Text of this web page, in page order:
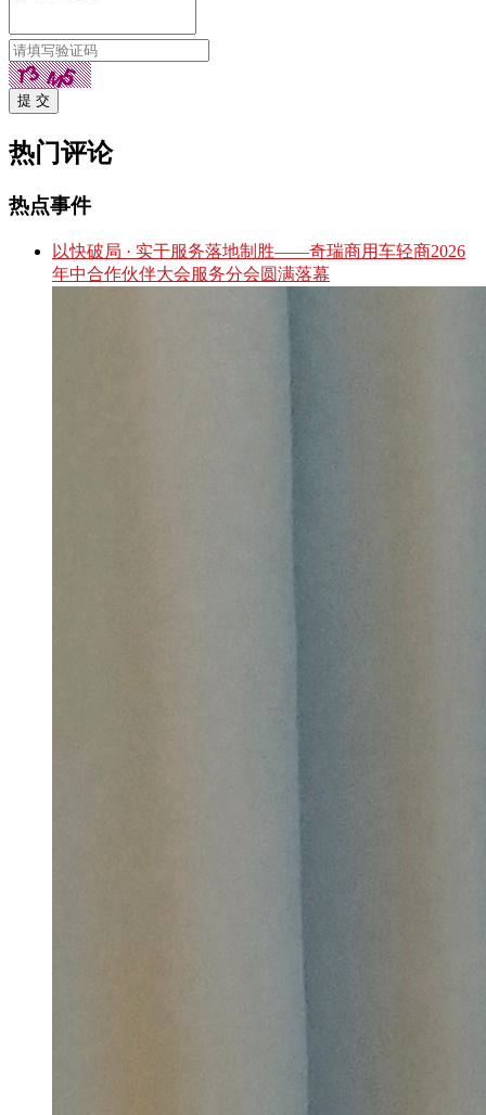
提 交
热门评论
热点事件
以快破局 · 实干服务落地制胜——奇瑞商用车轻商2026
年中合作伙伴大会服务分会圆满落幕